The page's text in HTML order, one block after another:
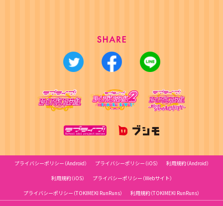
プライバシーポリシー（Android） プライバシーポリシー（iOS）
利用規約（Android）
利用規約（iOS）
プライバシーポリシー（Webサイト）
プライバシーポリシー（TOKIMEKI RunRuns）
利用規約（TOKIMEKI RunRuns）